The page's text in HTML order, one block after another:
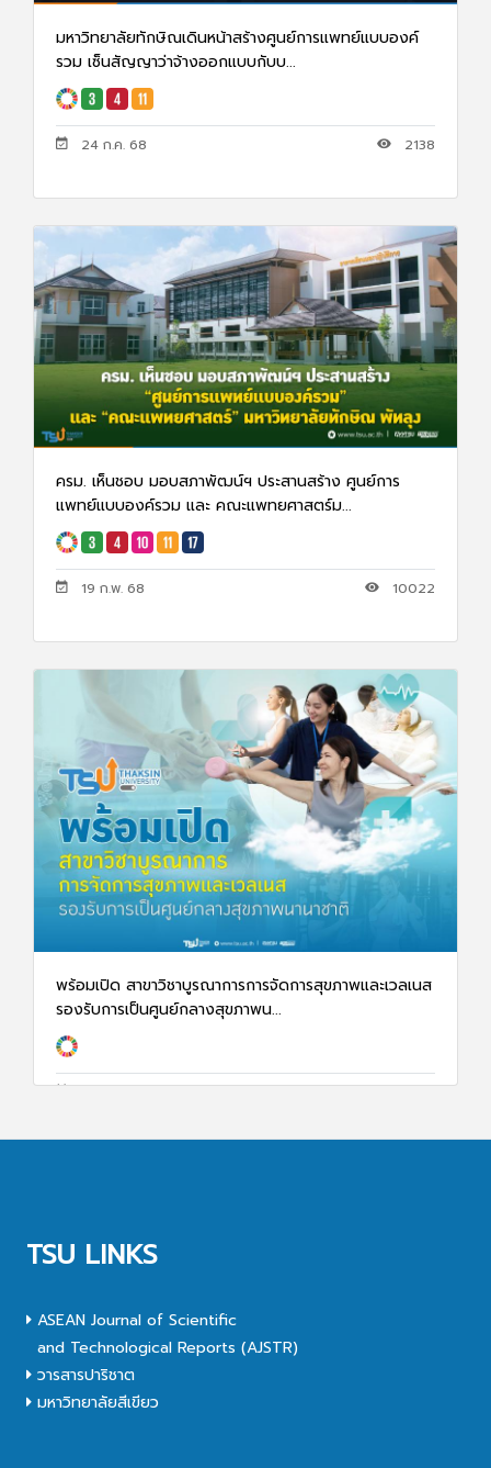
มหาวิทยาลัยทักษิณเดินหน้าสร้างศูนย์การแพทย์แบบองค์
รวม เซ็นสัญญาว่าจ้างออกแบบกับบ...
24 ก.ค. 68 2138
ครม. เห็นชอบ มอบสภาพัฒน์ฯ ประสานสร้าง ศูนย์การ
แพทย์แบบองค์รวม และ คณะแพทยศาสตร์ม...
19 ก.พ. 68 10022
พร้อมเปิด สาขาวิชาบูรณาการการจัดการสุขภาพและเวลเนส
รองรับการเป็นศูนย์กลางสุขภาพน...
TSU LINKS
ASEAN Journal of Scientific
and Technological Reports (AJSTR)
วารสารปาริชาต
มหาวิทยาลัยสีเขียว